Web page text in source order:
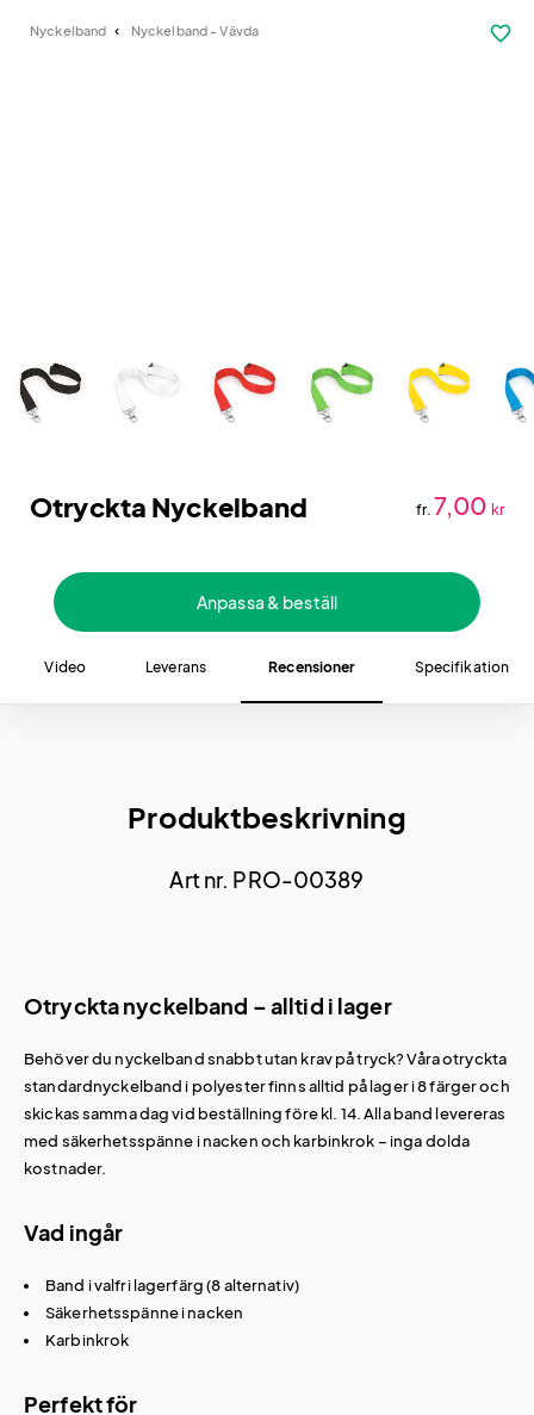
Nyckelband Nyckelband - Vävda favorite_border
Otryckta Nyckelband fr. 7,00 kr
Anpassa & beställ
Video Leverans Recensioner Specifikation
Produktbeskrivning
Art nr. PRO-00389
Otryckta nyckelband – alltid i lager
Behöver du nyckelband snabbt utan krav på tryck? Våra otryckta
standardnyckelband i polyester finns alltid på lager i 8 färger och
skickas samma dag vid beställning före kl. 14. Alla band levereras
med säkerhetsspänne i nacken och karbinkrok – inga dolda
kostnader.
Vad ingår
Band i valfri lagerfärg (8 alternativ)
Säkerhetsspänne i nacken
Karbinkrok
Perfekt för